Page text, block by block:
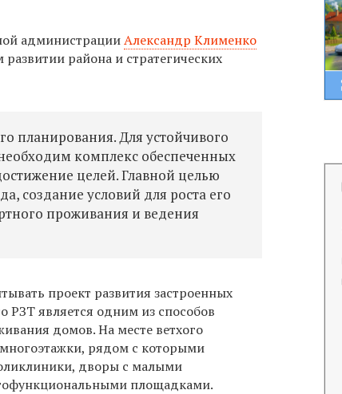
администрацииАлександр Клименко
района и стратегических
планирования. Для устойчивого
комплекс обеспеченных
целей. Главной целью
создание условий для роста его
проживания и ведения
проект развития застроенных
РЗТ является одним из способов
домов. На месте ветхого
рядом с которыми
дворы с малыми
площадками.